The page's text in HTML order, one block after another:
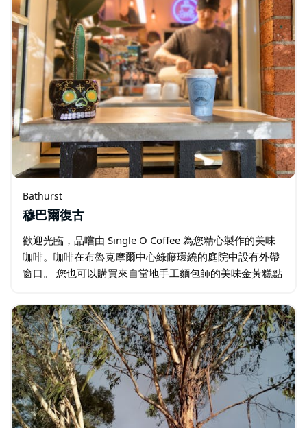
Bathurst
穆巴爾復古
歡迎光臨，品嚐由 Single O Coffee 為您精心製作的美味
咖啡。咖啡在布魯克摩爾中心綠藤環繞的庭院中設有外帶
窗口。 您也可以購買來自當地手工麵包師的美味金黃糕點
外…